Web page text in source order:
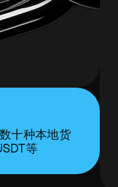
十种本地货
等